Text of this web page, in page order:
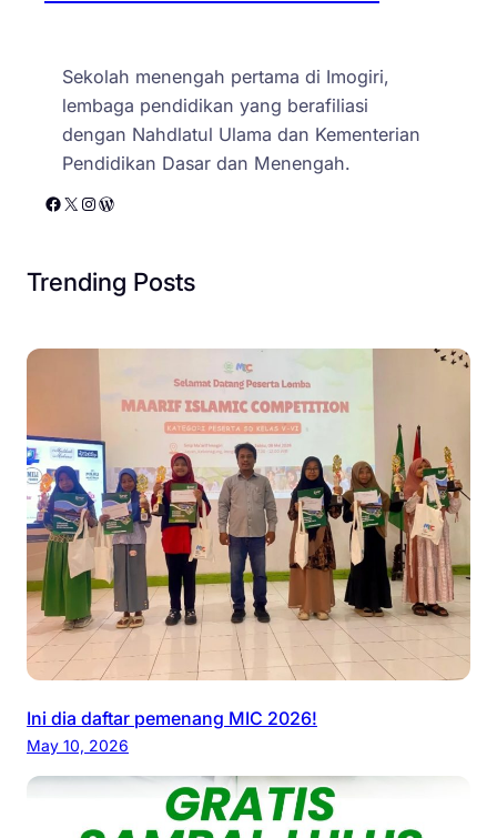
a
w
a
n
M
’
r
f
I
m
o
i
e
a
Sekolah menengah pertama di Imogiri,
lembaga pendidikan yang berafiliasi
dengan Nahdlatul Ulama dan Kementerian
Pendidikan Dasar dan Menengah.
Facebook X Instagram WordPress
Trending Posts
Ini dia daftar pemenang MIC 2026!
May 10, 2026